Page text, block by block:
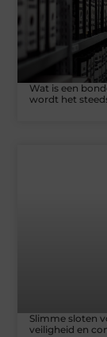
Wat is een
wordt het
Slimme sloten
veiligheid en